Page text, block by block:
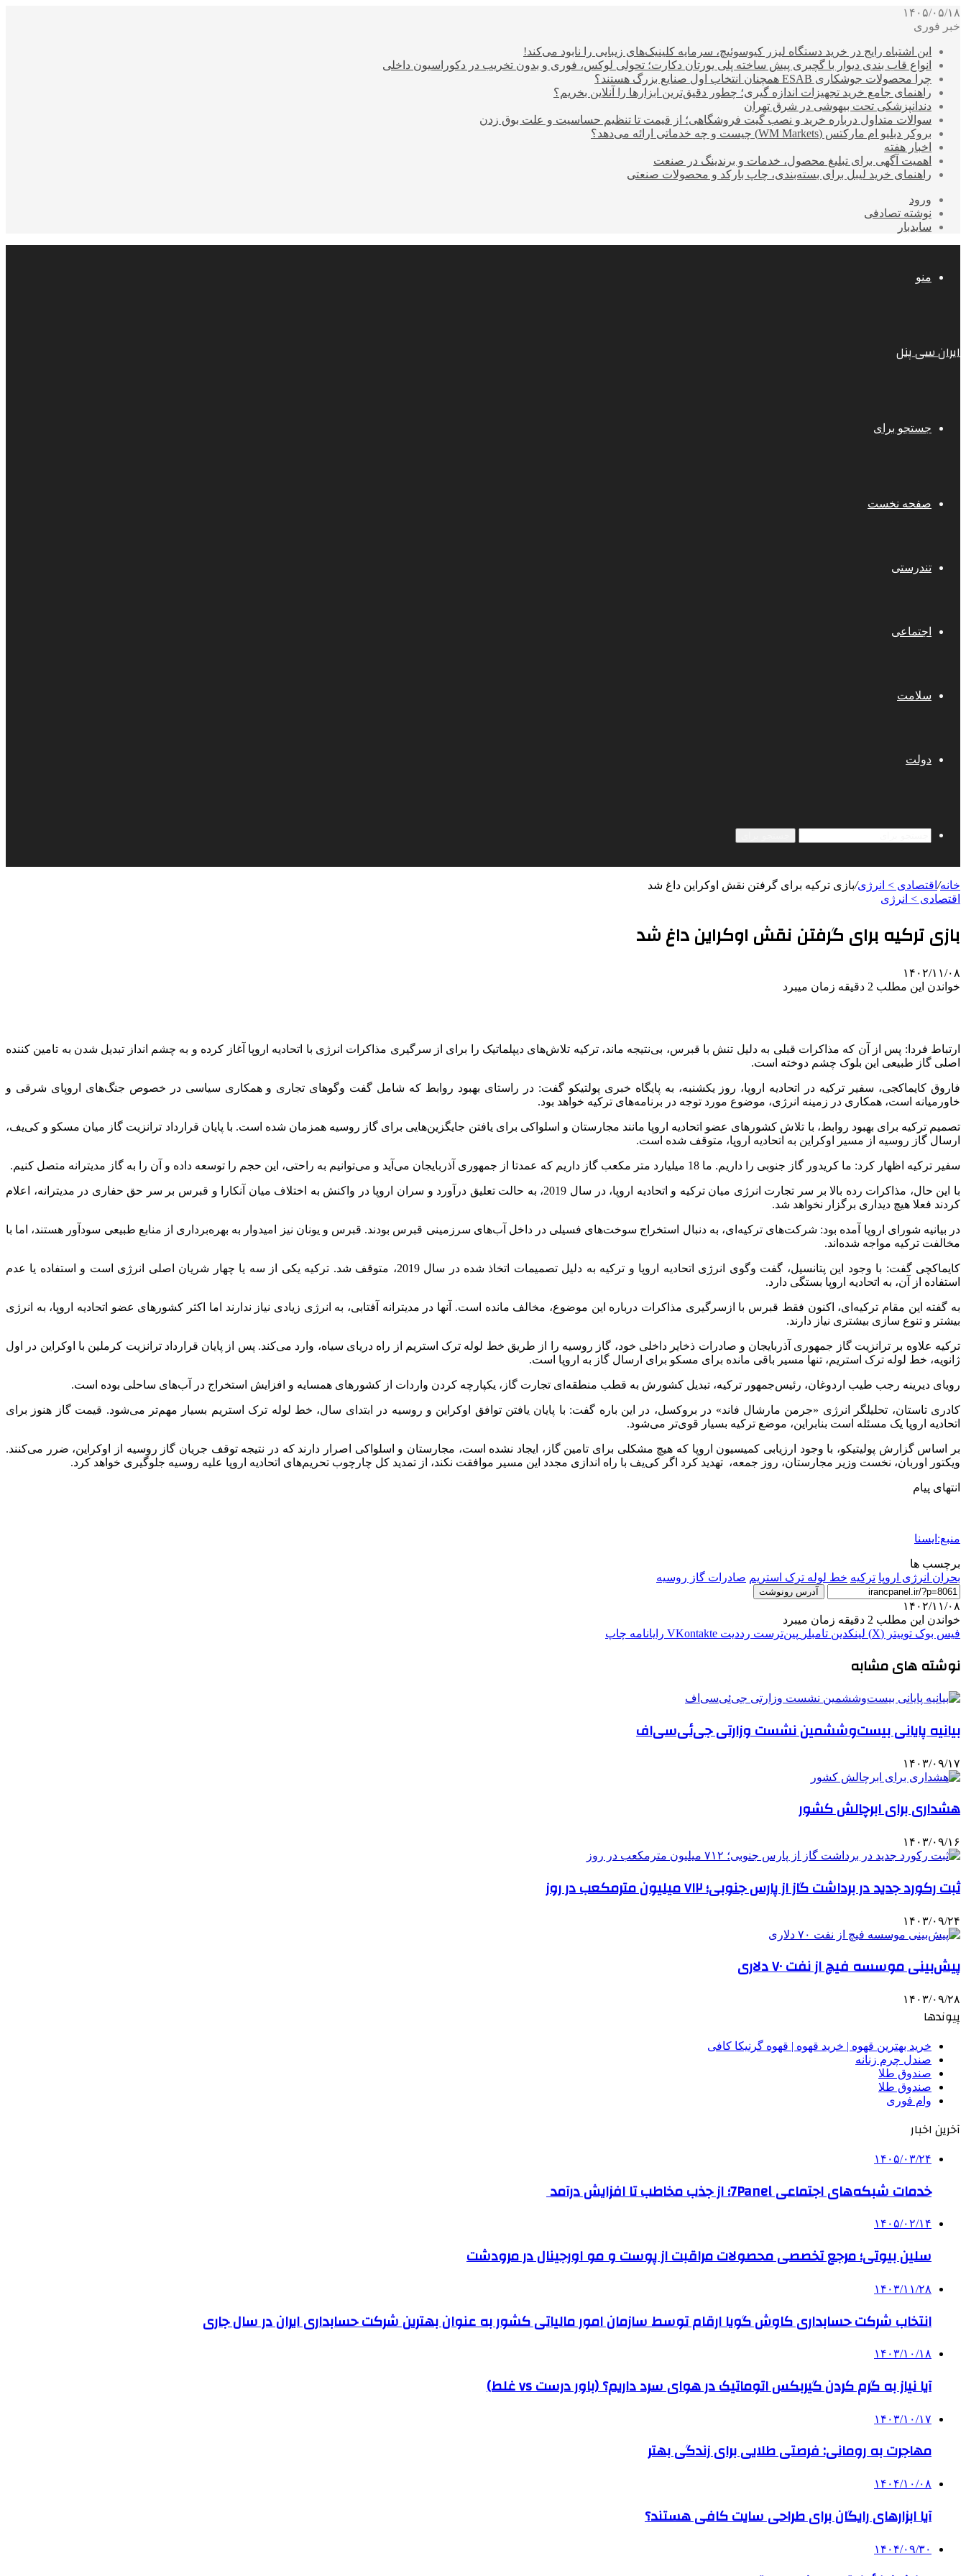
۱۴۰۵/۰۵/۱۸
خبر فوری
این اشتباه رایج در خرید دستگاه لیزر کیوسوئیچ، سرمایه کلینیک‌های زیبایی را نابود می‌کند!
انواع قاب بندی دیوار با گچبری پیش ساخته پلی یورتان دکارت؛ تحولی لوکس، فوری و بدون تخریب در دکوراسیون داخلی
چرا محصولات جوشکاری ESAB همچنان انتخاب اول صنایع بزرگ هستند؟
راهنمای جامع خرید تجهیزات اندازه گیری؛ چطور دقیق‌ترین ابزارها را آنلاین بخریم؟
دندانپزشکی تحت بیهوشی در شرق تهران
سوالات متداول درباره خرید و نصب گیت فروشگاهی؛ از قیمت تا تنظیم حساسیت و علت بوق زدن
بروکر دبلیو ام مارکتس (WM Markets) چیست و چه خدماتی ارائه می‌دهد؟
اخبار هفته
اهمیت آگهی برای تبلیغ محصول، خدمات و برندینگ در صنعت
راهنمای خرید لیبل برای بسته‌بندی، چاپ بارکد و محصولات صنعتی
ورود
نوشته تصادفی
سایدبار
منو
ایران سی پنل
جستجو برای
صفحه نخست
تندرستی
اجتماعی
سلامت
دولت
خانه/ اقتصادی > انرژی/بازی ترکیه برای گرفتن نقش اوکراین داغ شد
اقتصادی > انرژی
بازی ترکیه برای گرفتن نقش اوکراین داغ شد
۱۴۰۲/۱۱/۰۸
خواندن این مطلب 2 دقیقه زمان میبرد
ارتباط فردا: پس از آن که مذاکرات قبلی به دلیل تنش با قبرس، بی‌نتیجه ماند، ترکیه تلاش‌های دیپلماتیک را برای از سرگیری مذاکرات انرژی با اتحادیه اروپا آغاز کرده و به چشم انداز تبدیل شدن به تامین کننده
اصلی گاز طبیعی این بلوک چشم دوخته است.
فاروق کایماکجی، سفیر ترکیه در اتحادیه اروپا، روز یکشنبه، به پایگاه خبری پولتیکو گفت: در راستای بهبود روابط که شامل گفت وگوهای تجاری و همکاری سیاسی در خصوص جنگ‌های اروپای شرقی و
خاورمیانه است، همکاری در زمینه انرژی، موضوع مورد توجه در برنامه‌های ترکیه خواهد بود.
تصمیم ترکیه برای بهبود روابط، با تلاش کشورهای عضو اتحادیه اروپا مانند مجارستان و اسلواکی برای یافتن جایگزین‌هایی برای گاز روسیه همزمان شده است. با پایان قرارداد ترانزیت گاز میان مسکو و کی‌یف،
ارسال گاز روسیه از مسیر اوکراین به اتحادیه اروپا، متوقف شده است.
سفیر ترکیه اظهار کرد: ما کریدور گاز جنوبی را داریم. ما 18 میلیارد متر مکعب گاز داریم که عمدتا از جمهوری آذربایجان می‌آید و می‌توانیم به راحتی، این حجم را توسعه داده و آن را به گاز مدیترانه متصل کنیم.
با این حال، مذاکرات رده بالا بر سر تجارت انرژی میان ترکیه و اتحادیه اروپا، در سال 2019، به حالت تعلیق درآورد و سران اروپا در واکنش به اختلاف میان آنکارا و قبرس بر سر حق حفاری در مدیترانه، اعلام
کردند فعلا هیچ دیداری برگزار نخواهد شد.
در بیانیه شورای اروپا آمده بود: شرکت‌های ترکیه‌ای، به دنبال استخراج سوخت‌های فسیلی در داخل آب‌های سرزمینی قبرس بودند. قبرس و یونان نیز امیدوار به بهره‌برداری از منابع طبیعی سودآور هستند، اما با
مخالفت ترکیه مواجه شده‌اند.
کایماکچی گفت: با وجود این پتانسیل، گفت وگوی انرژی اتحادیه اروپا و ترکیه به دلیل تصمیمات اتخاذ شده در سال 2019، متوقف شد. ترکیه یکی از سه یا چهار شریان اصلی انرژی است و استفاده یا عدم
استفاده از آن، به اتحادیه اروپا بستگی دارد.
به گفته این مقام ترکیه‌ای، اکنون فقط قبرس با ازسرگیری مذاکرات درباره این موضوع، مخالف مانده است. آنها در مدیترانه آفتابی، به انرژی زیادی نیاز ندارند اما اکثر کشورهای عضو اتحادیه اروپا، به انرژی
بیشتر و تنوع سازی بیشتری نیاز دارند.
ترکیه علاوه بر ترانزیت گاز جمهوری آذربایجان و صادرات ذخایر داخلی خود، گاز روسیه را از طریق خط لوله ترک استریم از راه دریای سیاه، وارد می‌کند. پس از پایان قرارداد ترانزیت کرملین با اوکراین در اول
ژانویه، خط لوله ترک استریم، تنها مسیر باقی مانده برای مسکو برای ارسال گاز به اروپا است.
رویای دیرینه‌ رجب طیب اردوغان، رئیس‌جمهور ترکیه، تبدیل کشورش به قطب منطقه‌ای تجارت گاز، یکپارچه کردن واردات از کشورهای همسایه و افزایش استخراج در آب‌های ساحلی بوده است.
کادری تاستان، تحلیلگر انرژی «جرمن مارشال فاند» در بروکسل، در این باره گفت: با پایان یافتن توافق اوکراین و روسیه در ابتدای سال، خط لوله ترک ‌استریم بسیار مهم‌تر می‌شود. قیمت گاز هنوز برای
اتحادیه اروپا یک مسئله است بنابراین، موضع ترکیه بسیار قوی‌تر می‌شود.
بر اساس گزارش پولیتیکو، با وجود ارزیابی کمیسیون اروپا که هیچ مشکلی برای تامین گاز، ایجاد نشده است، مجارستان و اسلواکی اصرار دارند که در نتیجه توقف جریان گاز روسیه از اوکراین، ضرر می‌کنند.
ویکتور اوربان، نخست وزیر مجارستان، روز جمعه، تهدید کرد اگر کی‌یف با راه اندازی مجدد این مسیر موافقت نکند، از تمدید کل چارچوب تحریم‌های اتحادیه اروپا علیه روسیه جلوگیری خواهد کرد.
انتهای پیام
منبع:ایسنا
برچسب ها
بحران انرژی اروپا تركيه خط لوله ترک استریم صادرات گاز روسیه
آدرس رونوشت
۱۴۰۲/۱۱/۰۸
خواندن این مطلب 2 دقیقه زمان میبرد
فیس بوک توییتر (X) لینکدین ‫تامبلر ‫پین‌ترست ‫رددیت ‫VKontakte رایانامه چاپ
نوشته های مشابه
بیانیه پایانی بیست‌وششمین نشست وزارتی جی‌ئی‌سی‌اف
۱۴۰۳/۰۹/۱۷
هشداری برای ابرچالش کشور
۱۴۰۳/۰۹/۱۶
ثبت رکورد جدید در برداشت گاز از پارس جنوبی؛ ۷۱۲ میلیون مترمکعب در روز
۱۴۰۳/۰۹/۲۴
پیش‌بینی موسسه فیچ از نفت ۷۰ دلاری
۱۴۰۳/۰۹/۲۸
پیوندها
خرید بهترین قهوه | خرید قهوه | قهوه گرنیکا کافی
صندل چرم زنانه
صندوق طلا
صندوق طلا
وام فوری
آخرین اخبار
۱۴۰۵/۰۳/۲۴
خدمات شبکه‌های اجتماعی 7Panel؛ از جذب مخاطب تا افزایش درآمد
۱۴۰۵/۰۲/۱۴
سلین بیوتی؛ مرجع تخصصی محصولات مراقبت از پوست و مو اورجینال در مرودشت
۱۴۰۳/۱۱/۲۸
انتخاب شرکت حسابداری کاوش گویا ارقام توسط سازمان امور مالیاتی کشور به عنوان بهترین شرکت حسابداری ایران در سال جاری
۱۴۰۳/۱۰/۱۸
آیا نیاز به گرم کردن گیربکس اتوماتیک در هوای سرد داریم؟ (باور درست vs غلط)
۱۴۰۳/۱۰/۱۷
مهاجرت به رومانی: فرصتی طلایی برای زندگی بهتر
۱۴۰۴/۱۰/۰۸
آیا ابزارهای رایگان برای طراحی سایت کافی هستند؟
۱۴۰۴/۰۹/۳۰